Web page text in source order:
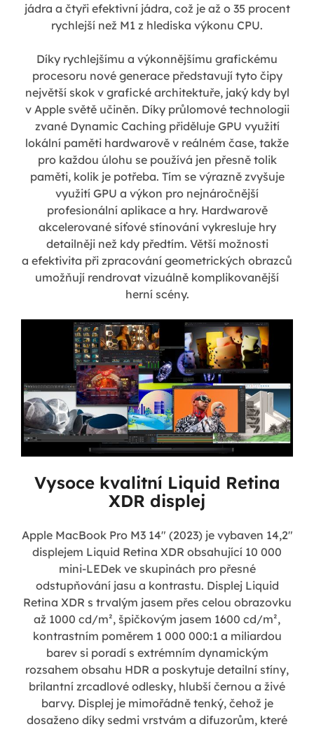
jádra a čtyři efektivní jádra, což je až o 35 procent
rychlejší než M1 z hlediska výkonu CPU.
Díky rychlejšímu a výkonnějšímu grafickému
procesoru nové generace představují tyto čipy
největší skok v grafické architektuře, jaký kdy byl
v Apple světě učiněn. Díky průlomové technologii
zvané Dynamic Caching přiděluje GPU využití
lokální paměti hardwarově v reálném čase, takže
pro každou úlohu se používá jen přesně tolik
paměti, kolik je potřeba. Tím se výrazně zvyšuje
využití GPU a výkon pro nejnáročnější
profesionální aplikace a hry. Hardwarově
akcelerované síťové stínování vykresluje hry
detailněji než kdy předtím. Větší možnosti
a efektivita při zpracování geometrických obrazců
umožňují rendrovat vizuálně komplikovanější
herní scény.
Vysoce kvalitní Liquid Retina
XDR displej
Apple MacBook Pro M3 14" (2023) je vybaven 14,2"
displejem Liquid Retina XDR obsahující 10 000
mini-LEDek ve skupinách pro přesné
odstupňování jasu a kontrastu. Displej Liquid
Retina XDR s trvalým jasem přes celou obrazovku
až 1000 cd/m², špičkovým jasem 1600 cd/m²,
kontrastním poměrem 1 000 000:1 a miliardou
barev si poradí s extrémním dynamickým
rozsahem obsahu HDR a poskytuje detailní stíny,
brilantní zrcadlové odlesky, hlubší černou a živé
barvy. Displej je mimořádně tenký, čehož je
dosaženo díky sedmi vrstvám a difuzorům, které